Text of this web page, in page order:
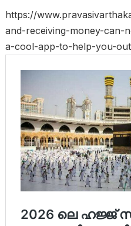
https://
and-receiving-money-can-
a-cool-app-to-help-you-